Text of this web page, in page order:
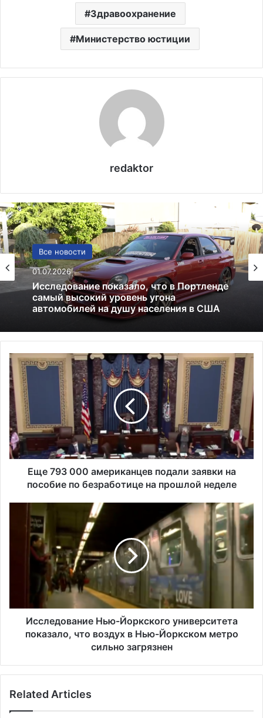
Здравоохранение
Министерство юстиции
redaktor
Все новости
01.07.2026
Исследование показало, что в Портленде
самый высокий уровень угона
автомобилей на душу населения в США
Политика
24.06.2025
Россия больше не получит американских
льгот: что это значит и к чему приведёт
Е
щ
е
9
3
0
0
0
и
а
Еще 793 000 американцев подали заявки на
пособие по безработице на прошлой неделе
а
-
Исследование Нью-Йоркского университета
показало, что воздух в Нью-Йоркском метро
сильно загрязнен
Related Articles